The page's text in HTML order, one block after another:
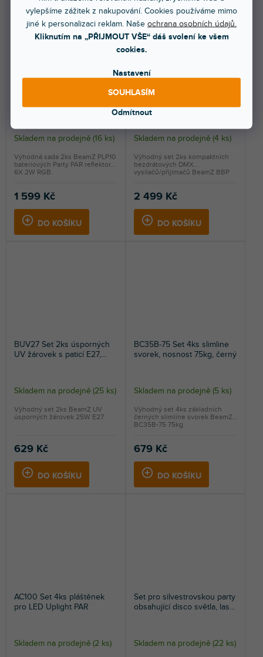
vylepšíme zážitek z nakupování. Cookies používáme mimo
jiné k personalizaci reklam. Naše ochrana osobních údajů.
Kliknutím na „PŘIJMOUT VŠE“ dáš svolení ke všem
cookies.
Nastavení
Odmítnout
SOUHLASÍM
vestavěným akumulátorem,
Skladem na prodejně (16 ks)
1 599 Kč
DO KOŠÍKU
Výhodná sada 2ks BeamZ PLP10
bateriových Party PAR reflektorů
6X 2W RGB.
BBP Eazylink Univerzální
+ přijímač
Skladem na prodejně (4 ks)
2 499 Kč
DO KOŠÍKU
Výhodný set 2ks kompaktních
bezdrátových DMX
vysílačů/přijímačů BeamZ BBP
BUV27 Set 2ks úsporných
UV žárovek s paticí E27,
Skladem na prodejně (25 ks)
629 Kč
DO KOŠÍKU
Výhodný set 2ks BeamZ UV
úsporných žárovek 25W E27.
BC35B-75 Set 4ks slimline
svorek, nosnost 75kg, černý
Skladem na prodejně (5 ks)
679 Kč
DO KOŠÍKU
Výhodný set 4ks základních
černých slimline svorek BeamZ
BC35B-75 75kg.
AC100 Set 4ks pláštěnek
pro LED Uplight PAR
Skladem na prodejně (2 ks)
Set pro silvestrovskou party
obsahující disco světla, laser
Skladem na prodejně (22 ks)